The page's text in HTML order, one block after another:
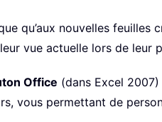
qu’aux nouvelles
vue actuelle lors de leur
Office (dans Excel 2007)
vous permettant de